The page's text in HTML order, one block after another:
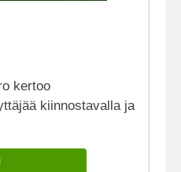
kertoo
kiinnostavalla ja